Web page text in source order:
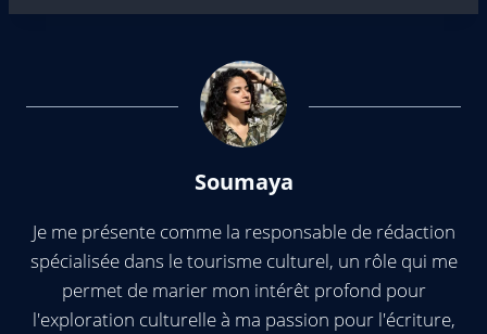
Soumaya
Je me présente comme la responsable de rédaction
spécialisée dans le tourisme culturel, un rôle qui me
permet de marier mon intérêt profond pour
l'exploration culturelle à ma passion pour l'écriture,